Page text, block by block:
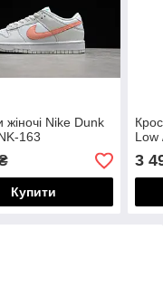
жіночі Nike Dunk
163
Купити
Low
3